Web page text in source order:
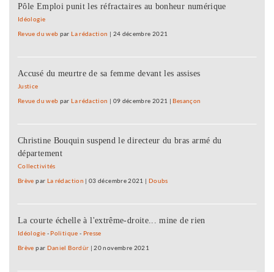
Pôle Emploi punit les réfractaires au bonheur numérique
Idéologie
Revue du web parLa rédaction | 24 décembre 2021
Accusé du meurtre de sa femme devant les assises
Justice
Revue du web parLa rédaction | 09 décembre 2021 |Besançon
Christine Bouquin suspend le directeur du bras armé du
département
Collectivités
Brève par La rédaction |03 décembre 2021 | Doubs
La courte échelle à l'extrême-droite... mine de rien
Idéologie - Politique - Presse
Brève par Daniel Bordür |20 novembre 2021